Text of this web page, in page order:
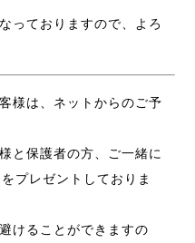
っておりますので、よろ
様は、ネットからのご予
と保護者の方、ご一緒に
プレゼントしておりま
けることができますの